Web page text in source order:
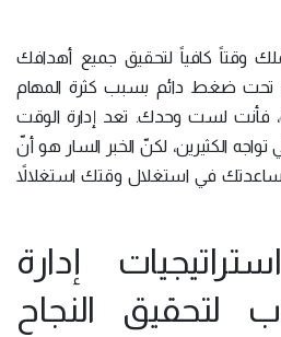
وقتاً كافياً لتحقيق جميع أهدافك
تحت ضغط دائم بسبب كثرة المهام
فأنت لست وحدك. تعد إدارة الوقت
تواجه الكثيرين، لكنّ الخبر السار هو أنّ
في استغلال وقتك استغلالاً
12 استراتيجيات إدارة
لتحقيق النجاح